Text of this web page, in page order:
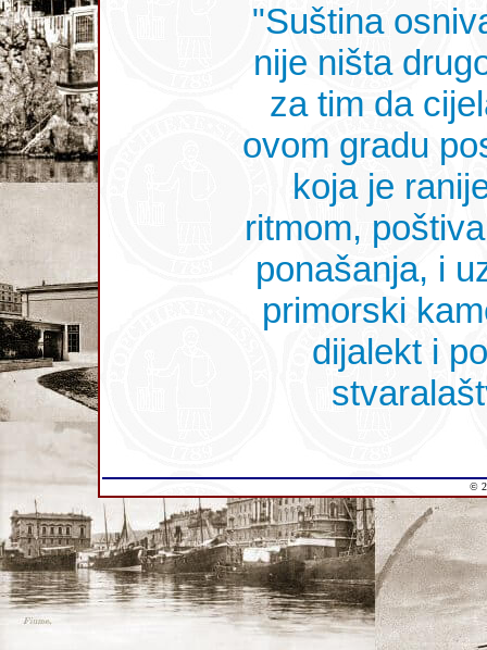
"Suština
nije ništa
za tim da
ovom gradu
koja je
ritmom,
ponašanja, i
primorski
dijalekt i
©